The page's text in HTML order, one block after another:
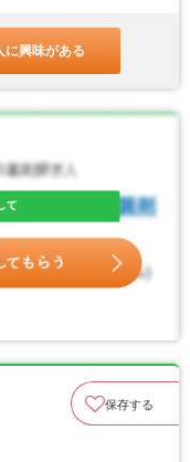
に興味がある
保存する